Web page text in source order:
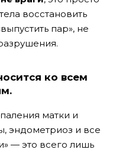
восстановить
пар», не
ко всем
матки и
эндометриоз и все
— это всего лишь